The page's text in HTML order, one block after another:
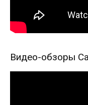
Видео-обзоры